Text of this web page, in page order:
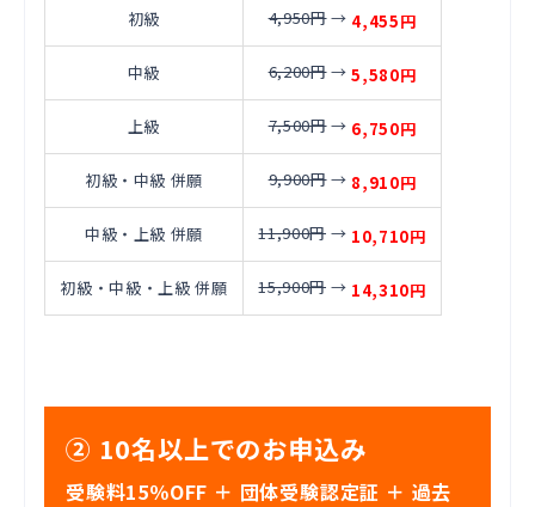
初級 4,950円→ 4,455円
中級 6,200円→ 5,580円
上級 7,500円→ 6,750円
初級・中級 併願 9,900円→ 8,910円
中級・上級 併願 11,900円 → 10,710円
初級・中級・上級 併願 15,900円 → 14,310円
② 10名以上でのお申込み
受験料15％OFF ＋ 団体受験認定証 ＋ 過去